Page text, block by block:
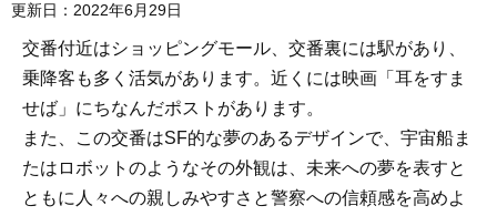
更新日：2022年6月29日
交番付近はショッピングモール、交番裏には駅があり、
乗降客も多く活気があります。近くには映画「耳をすま
せば」にちなんだポストがあります。
また、この交番はSF的な夢のあるデザインで、宇宙船ま
たはロボットのようなその外観は、未来への夢を表すと
ともに人々への親しみやすさと警察への信頼感を高めよ